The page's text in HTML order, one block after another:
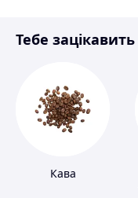
Спорт і відпочинок
Тебе зацікавить
Кава